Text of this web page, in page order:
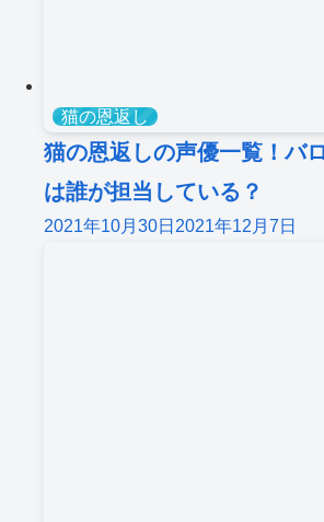
猫の恩返し
猫の恩返しの声優一覧！バ
は誰が担当している？
2021年10月30日 2021年12月7日